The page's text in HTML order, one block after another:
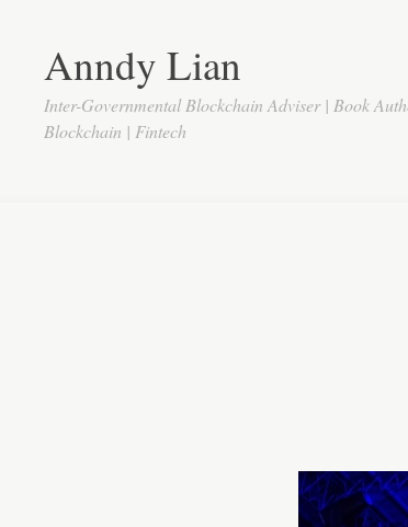
Anndy Lian
Inter-Governmental Blockchain Adviser | Book
Blockchain | Fintech